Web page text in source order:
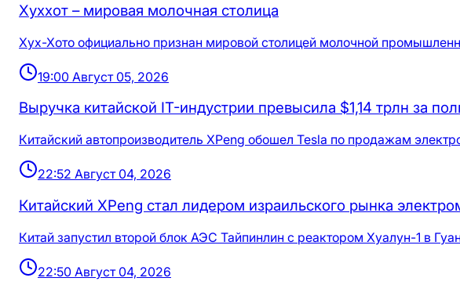
Хуххот – мировая молочная столица
Хух-Хото официально признан мировой столицей молочной
19:00 Август 05, 2026
Выручка китайской IT-индустрии превысила $1,14 трлн за
Китайский автопроизводитель XPeng обошел Tesla по продажам
22:52 Август 04, 2026
Китайский XPeng стал лидером израильского рынка
Китай запустил второй блок АЭС Тайпинлин с реактором Хуалун-1 в
22:50 Август 04, 2026